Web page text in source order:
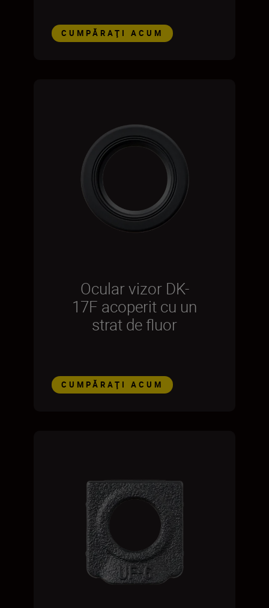
CUMPĂRAŢI ACUM
Ocular vizor DK-
17F acoperit cu un
strat de fluor
CUMPĂRAŢI ACUM